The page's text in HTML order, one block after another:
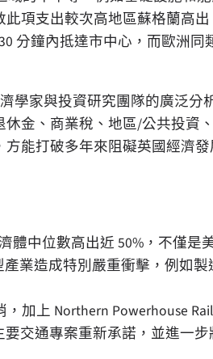
項支出較次高地區蘇格蘭高
分鐘內抵達市中心，而歐洲同
學家與投資研究團隊的廣泛
金、商業稅、地區/公共投資
能打破多年來阻礙英國經濟
體中位數高出近 50%，不僅是
業造成特別嚴重衝擊，例如
，加上 Northern Powerhouse
交通專案重新承諾，並進一